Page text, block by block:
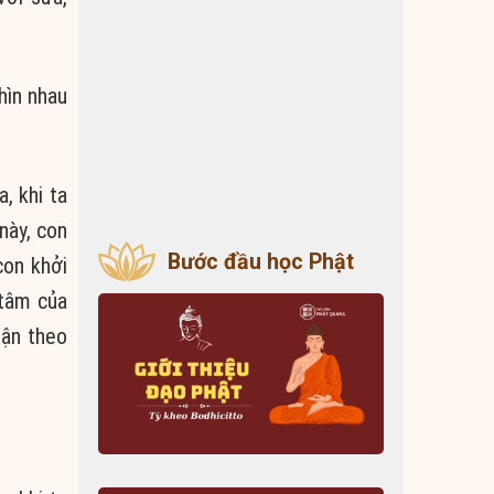
nhau
khi ta
con
khởi
của
theo
Bước đầu học Phật